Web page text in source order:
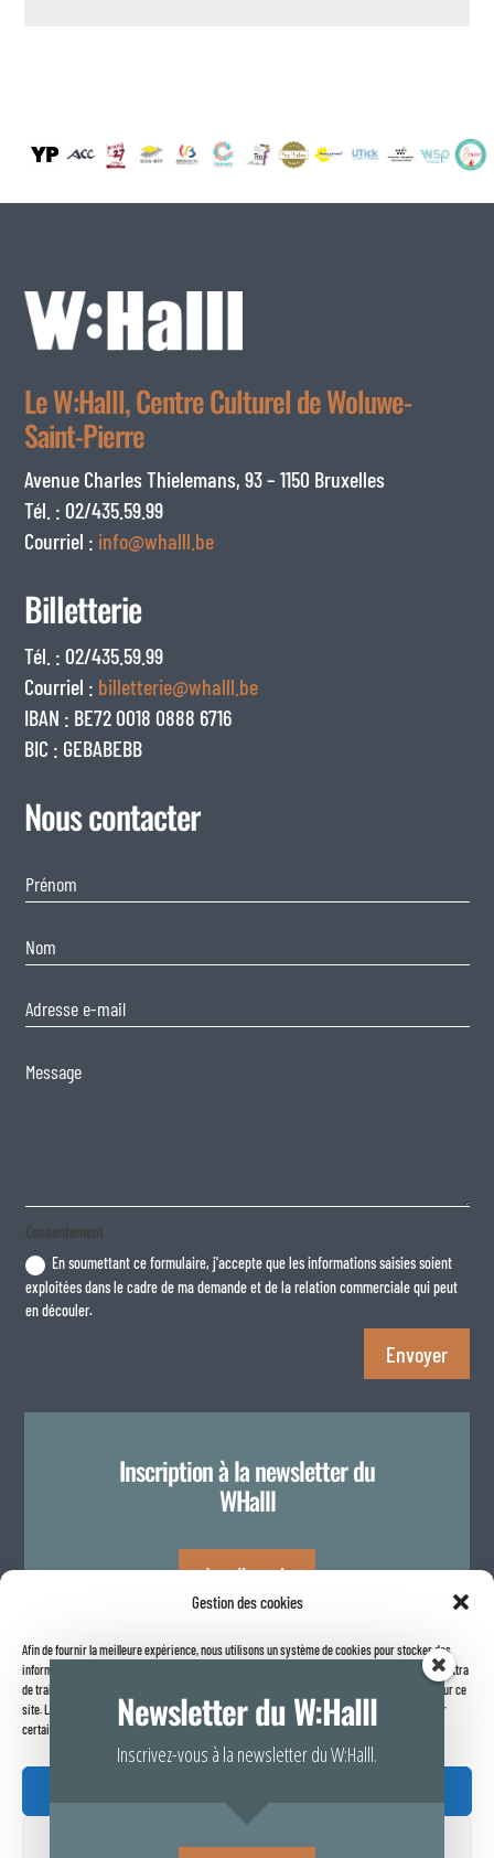
Gestion des cookies
Afin de fournir la meilleure expérience, nous utilisons un système de cookies pour stocker des
informations sur votre navigateur internet. Le fait de consentir à ces technologies nous permettra
de traiter des données telles que le comportement de navigation ou les identifiants uniques sur ce
site. Le fait de ne pas consentir ou de retirer son consentement peut avoir un effet négatif sur
certaines caractéristiques et fonctions.
Le W:Halll, Centre Culturel de Woluwe-
Saint-Pierre
Avenue Charles Thielemans, 93 – 1150 Bruxelles
Tél. : 02/435.59.99
Courriel : info@whalll.be
Billetterie
Tél. : 02/435.59.99
Courriel : billetterie@whalll.be
IBAN : BE72 0018 0888 6716
BIC : GEBABEBB
Nous contacter
Consentement
En soumettant ce formulaire, j'accepte que les informations saisies soient
exploitées dans le cadre de ma demande et de la relation commerciale qui peut
en découler.
Envoyer
Inscription à la newsletter du
WHalll
Je m'inscris
Newsletter du W:Halll
Inscrivez-vous à la newsletter du W:Halll.